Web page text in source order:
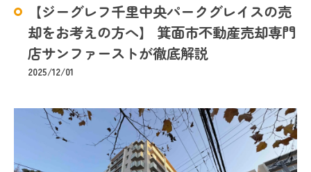
【ジーグレフ千里中央パークグレイスの売
却をお考えの方へ】 箕面市不動産売却専門
店サンファーストが徹底解説
2025/12/01